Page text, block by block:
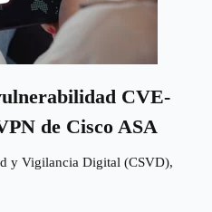
CVE-
de Cisco ASA
y Vigilancia Digital (CSVD),